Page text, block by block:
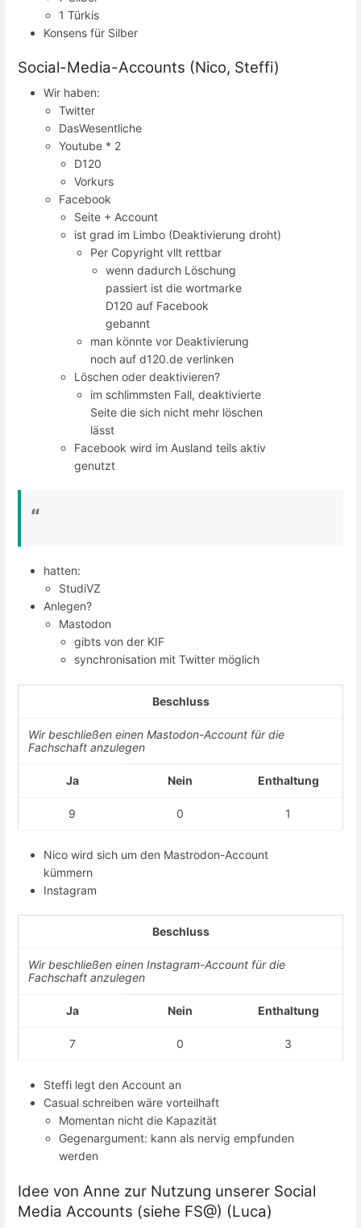
1 Türkis
Konsens für Silber
Social-Media-Accounts (Nico, Steffi)
Wir haben:
Twitter
DasWesentliche
Youtube * 2
D120
Vorkurs
Facebook
Seite + Account
ist grad im Limbo (Deaktivierung droht)
Per Copyright vllt rettbar
wenn dadurch Löschung
passiert ist die wortmarke
D120 auf Facebook
gebannt
man könnte vor Deaktivierung
noch auf d120.de verlinken
Löschen oder deaktivieren?
im schlimmsten Fall, deaktivierte
Seite die sich nicht mehr löschen
lässt
Facebook wird im Ausland teils aktiv
genutzt
hatten:
StudiVZ
Anlegen?
Mastodon
gibts von der KIF
synchronisation mit Twitter möglich
Beschluss
Wir beschließen einen Mastodon-Account für die
Fachschaft anzulegen
Ja Nein Enthaltung
9 0 1
Nico wird sich um den Mastrodon-Account
kümmern
Instagram
Beschluss
Wir beschließen einen Instagram-Account für die
Fachschaft anzulegen
Ja Nein Enthaltung
7 0 3
Steffi legt den Account an
Casual schreiben wäre vorteilhaft
Momentan nicht die Kapazität
Gegenargument: kann als nervig empfunden
werden
Idee von Anne zur Nutzung unserer Social
Media Accounts (siehe FS@) (Luca)